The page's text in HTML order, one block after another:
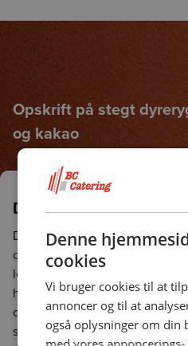
Opskrift på stegt
og kakao
Det er vildt lækkert og
Det er lige nu, at du kan få
dyrerygge, som skydes i
leveres til dig allerede dagen
hvordan du klargør
og velsmagende ret. Retten er
serverer vildt med rødbeder
Denne
cookies
Vi bruger cookies til at
annoncer og til at
også oplysninger om din